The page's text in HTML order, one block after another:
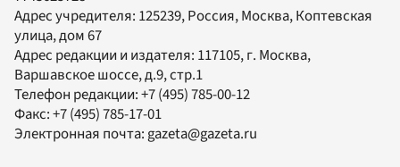
Адрес учредителя: 125239, Россия, Москва, Коптевская
улица, дом 67
Адрес редакции и издателя: 117105, г. Москва,
Варшавское шоссе, д.9, стр.1
Телефон редакции:+7 (495) 785-00-12
Факс:+7 (495) 785-17-01
Электронная почта: gazeta@gazeta.ru